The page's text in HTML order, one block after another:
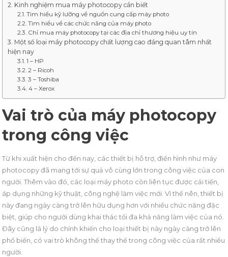
Kinh nghiệm mua máy photocopy cần biết
Tìm hiểu kỹ lưỡng về nguồn cung cấp máy photo
Tìm hiểu về các chức năng của máy photo
Chỉ mua máy photocopy tại các địa chỉ thương hiệu uy tín
Một số loại máy photocopy chất lượng cao đáng quan tâm nhất
hiện nay
1 – HP
2 – Ricoh
3 – Toshiba
4 – Xerox
Vai trò của máy photocopy
trong công việc
Từ khi xuất hiện cho đến nay, các thiết bị hỗ trợ, điển hình như máy
photocopy đã mang tới sự quả vô cùng lớn trong công việc của con
người. Thêm vào đó, các loại máy photo còn liên tục được cải tiến,
áp dụng những kỹ thuật, công nghệ làm việc mới. Vì thế nên, thiết bị
này đang ngày càng trở lên hữu dụng hơn với nhiều chức năng đặc
biệt, giúp cho người dùng khai thác tối đa khả năng làm việc của nó.
Đây cũng là lý do chính khiến cho loại thiết bị này ngày càng trở lên
phổ biến, có vai trò không thể thay thế trong công việc của rất nhiều
người.